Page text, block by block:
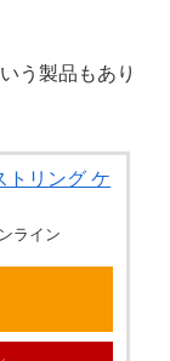
う製品もあり
トリング ケ
ライン